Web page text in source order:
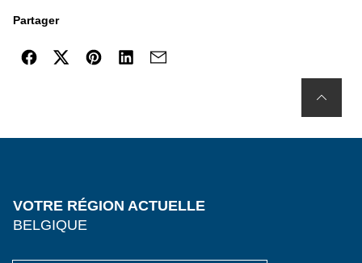
Partager
VOTRE RÉGION ACTUELLE
BELGIQUE